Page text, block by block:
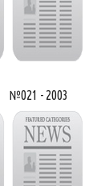
№021 - 2003